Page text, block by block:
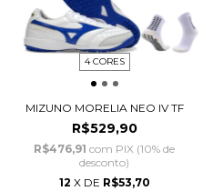
4 CORES
MIZUNO MORELIA NEO IV TF
R$529,90
R$476,91 com PIX (10% de
desconto)
12 X DE R$53,70